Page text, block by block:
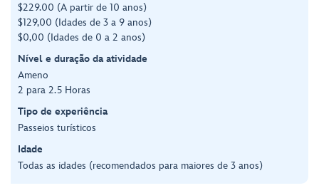
$229.00 (A partir de 10 anos)
$129,00 (Idades de 3 a 9 anos)
$0,00 (Idades de 0 a 2 anos)
Nível e duração da atividade
Ameno
2 para 2.5 Horas
Tipo de experiência
Passeios turísticos
Idade
Todas as idades (recomendados para maiores de 3 anos)